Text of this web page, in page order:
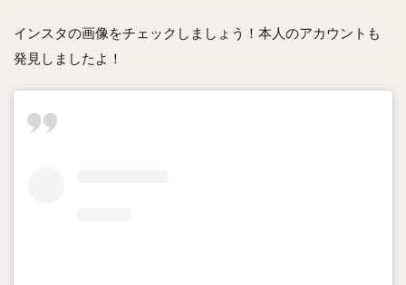
インスタの画像をチェックしましょう！本人のアカウントも
発見しましたよ！